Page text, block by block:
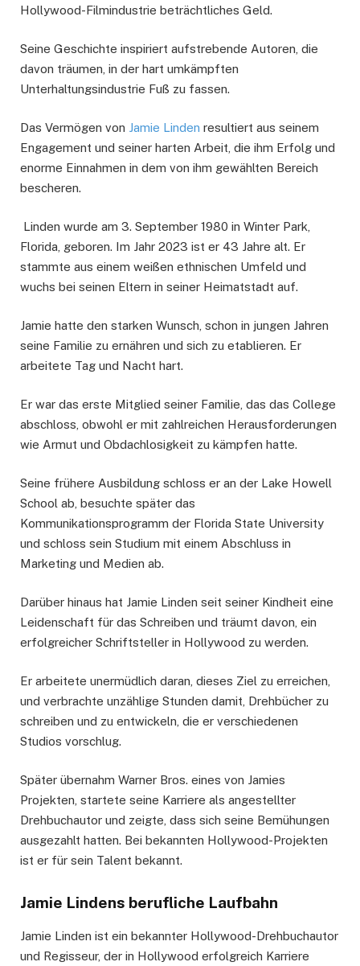
Hollywood-Filmindustrie beträchtliches Geld.
Seine Geschichte inspiriert aufstrebende Autoren, die
davon träumen, in der hart umkämpften
Unterhaltungsindustrie Fuß zu fassen.
Das Vermögen von Jamie Linden resultiert aus seinem
Engagement und seiner harten Arbeit, die ihm Erfolg und
enorme Einnahmen in dem von ihm gewählten Bereich
bescheren.
Linden wurde am 3. September 1980 in Winter Park,
Florida, geboren. Im Jahr 2023 ist er 43 Jahre alt. Er
stammte aus einem weißen ethnischen Umfeld und
wuchs bei seinen Eltern in seiner Heimatstadt auf.
Jamie hatte den starken Wunsch, schon in jungen Jahren
seine Familie zu ernähren und sich zu etablieren. Er
arbeitete Tag und Nacht hart.
Er war das erste Mitglied seiner Familie, das das College
abschloss, obwohl er mit zahlreichen Herausforderungen
wie Armut und Obdachlosigkeit zu kämpfen hatte.
Seine frühere Ausbildung schloss er an der Lake Howell
School ab, besuchte später das
Kommunikationsprogramm der Florida State University
und schloss sein Studium mit einem Abschluss in
Marketing und Medien ab.
Darüber hinaus hat Jamie Linden seit seiner Kindheit eine
Leidenschaft für das Schreiben und träumt davon, ein
erfolgreicher Schriftsteller in Hollywood zu werden.
Er arbeitete unermüdlich daran, dieses Ziel zu erreichen,
und verbrachte unzählige Stunden damit, Drehbücher zu
schreiben und zu entwickeln, die er verschiedenen
Studios vorschlug.
Später übernahm Warner Bros. eines von Jamies
Projekten, startete seine Karriere als angestellter
Drehbuchautor und zeigte, dass sich seine Bemühungen
ausgezahlt hatten. Bei bekannten Hollywood-Projekten
ist er für sein Talent bekannt.
Jamie Lindens berufliche Laufbahn
Jamie Linden ist ein bekannter Hollywood-Drehbuchautor
und Regisseur, der in Hollywood erfolgreich Karriere